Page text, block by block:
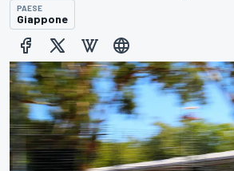
PAESE
Giappone